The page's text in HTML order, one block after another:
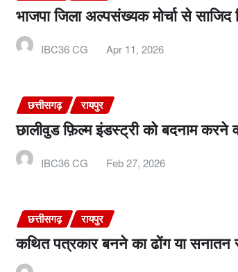
भाजपा जिला अल्पसंख्यक मोर्चा से साजिद
IBC36 CG Apr 11, 2026
छत्तीसगढ़ रायपुर
छालीवुड फ़िल्म इंडस्ट्री को बदनाम
IBC36 CG Feb 27, 2026
छत्तीसगढ़ रायपुर
कथित पत्रकार बनने का ढोंग या सनातन